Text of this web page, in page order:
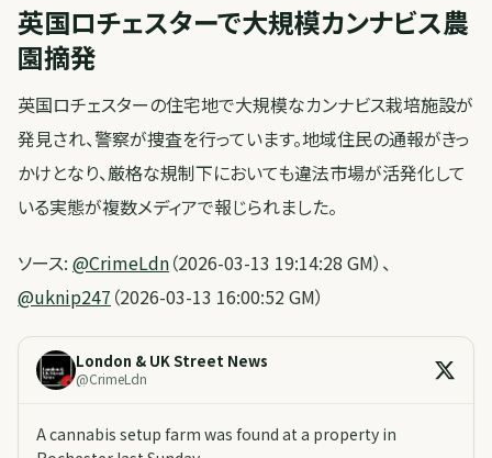
英国ロチェスターで大規模カンナビス農
園摘発
英国ロチェスターの住宅地で大規模なカンナビス栽培施設が
発見され、警察が捜査を行っています。地域住民の通報がきっ
かけとなり、厳格な規制下においても違法市場が活発化して
いる実態が複数メディアで報じられました。
ソース: @CrimeLdn（2026-03-13 19:14:28 GM）、
@uknip247 （2026-03-13 16:00:52 GM）
London & UK Street News
@CrimeLdn
A cannabis setup farm was found at a property in